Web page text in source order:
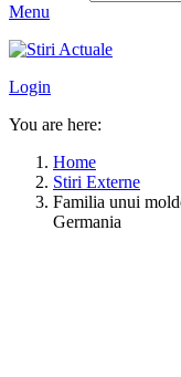
Menu
Login
You are here:
Home
Stiri Externe
Familia unui
Germania